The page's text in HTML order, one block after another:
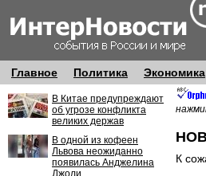
Главное Политика Экономика
В Китае предупреждают
об угрозе конфликта
великих держав
В одной из кофеен
Львова неожиданно
появилась Анджелина
Джоли
К